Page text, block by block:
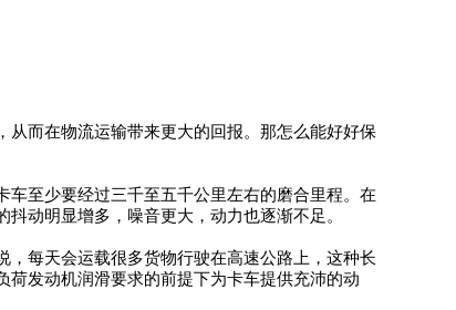
而在物流运输带来更大的回报。那怎么能好好保
至少要经过三千至五千公里左右的磨合里程。在
动明显增多，噪音更大，动力也逐渐不足。
每天会运载很多货物行驶在高速公路上，这种长
发动机润滑要求的前提下为卡车提供充沛的动